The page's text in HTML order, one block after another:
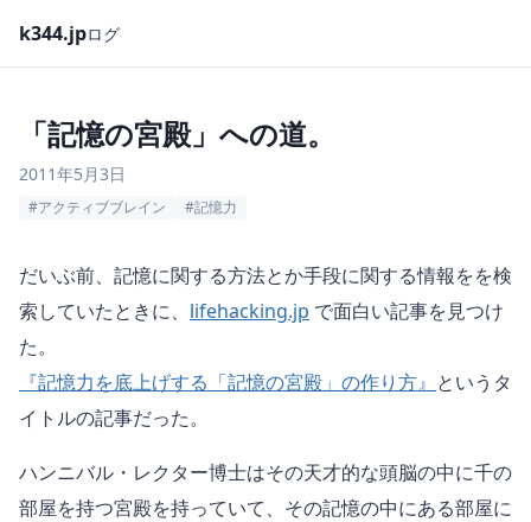
k344.jpログ
「記憶の宮殿」への道。
2011年5月3日
#アクティブブレイン #記憶力
だいぶ前、記憶に関する方法とか手段に関する情報をを検
索していたときに、 lifehacking.jp で面白い記事を見つけ
た。
『記憶力を底上げする「記憶の宮殿」の作り方』 というタ
イトルの記事だった。
ハンニバル・レクター博士はその天才的な頭脳の中に千の
部屋を持つ宮殿を持っていて、その記憶の中にある部屋に